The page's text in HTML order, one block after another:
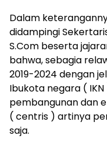
Dalam
didampingi
S.Com beserta
bahwa, sebagia
2019-2024 dengan
Ibukota negara (
pembangunan dan
( centris ) artinya
saja.